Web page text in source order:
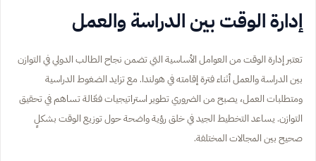
إدارة الوقت بين الدراسة والعمل
تعتبر إدارة الوقت من العوامل الأساسية التي تضمن نجاح الطالب الدولي في التوازن
بين الدراسة والعمل أثناء فترة إقامته في هولندا. مع تزايد الضغوط الدراسية
ومتطلبات العمل، يصبح من الضروري تطوير استراتيجيات فعّالة تساهم في تحقيق
التوازن. يساعد التخطيط الجيد في خلق رؤية واضحة حول توزيع الوقت بشكلٍ
صحيح بين المجالات المختلفة.